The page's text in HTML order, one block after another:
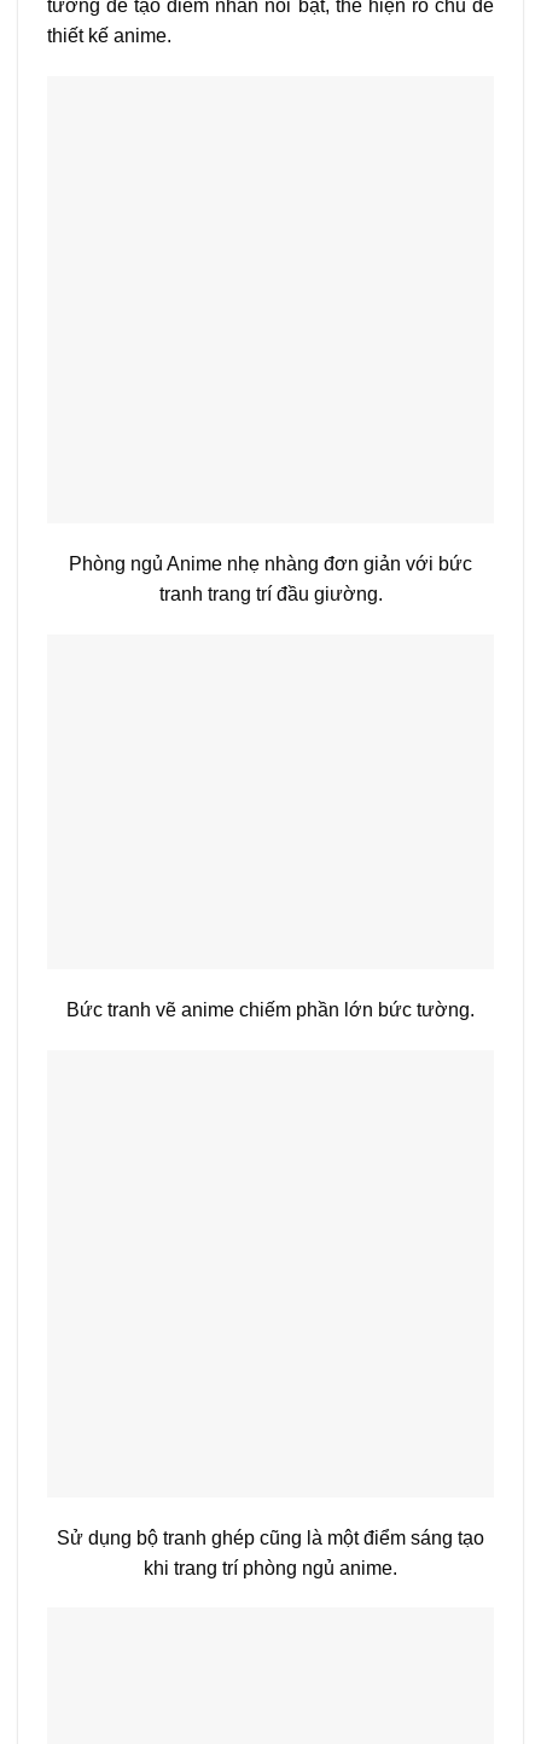
tường để tạo điểm nhấn nổi bật, thể hiện rõ chủ đề
thiết kế anime.
Phòng ngủ Anime nhẹ nhàng đơn giản với bức
tranh trang trí đầu giường.
Bức tranh vẽ anime chiếm phần lớn bức tường.
Sử dụng bộ tranh ghép cũng là một điểm sáng tạo
khi trang trí phòng ngủ anime.